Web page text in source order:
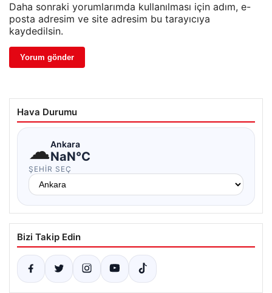
Daha sonraki yorumlarımda kullanılması için adım, e-
posta adresim ve site adresim bu tarayıcıya
kaydedilsin.
Hava Durumu
☁Ankara
NaN°C
ŞEHIR SEÇ
Bizi Takip Edin